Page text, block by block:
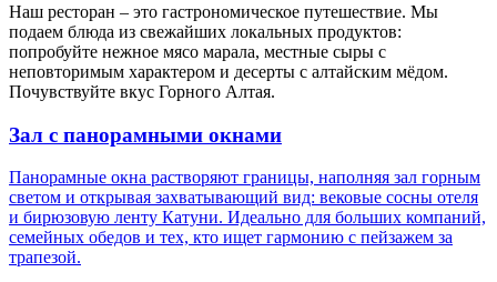
Наш ресторан – это гастрономическое путешествие. Мы
подаем блюда из свежайших локальных продуктов:
попробуйте нежное мясо марала, местные сыры с
неповторимым характером и десерты с алтайским мёдом.
Почувствуйте вкус Горного Алтая.
Зал с панорамными окнами
Панорамные окна растворяют границы, наполняя зал горным
светом и открывая захватывающий вид: вековые сосны отеля
и бирюзовую ленту Катуни. Идеально для больших компаний,
семейных обедов и тех, кто ищет гармонию с пейзажем за
трапезой.